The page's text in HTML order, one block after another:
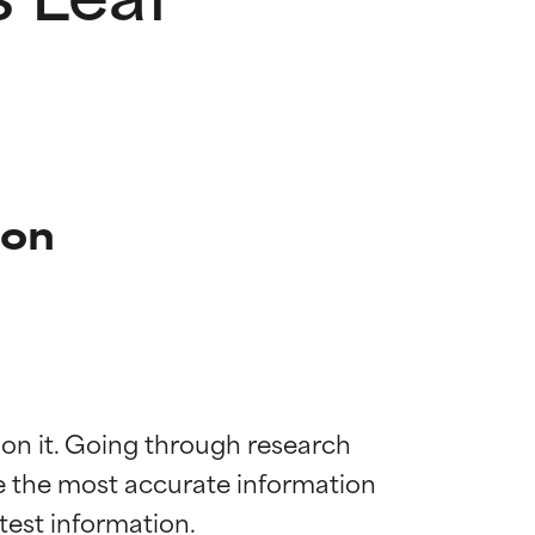
it. Going through research
the most accurate information
y
y